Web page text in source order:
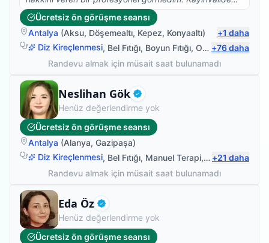
için 4 aydır hizmet alıyoruz. Şahsen hiç ümit
vermediğim, ayağa bile kalkamayan kayıvalidem şu an
walkerla yürümeye başladı. Hastaya ve hasta yakınına
yaklaşımı da çok güzel. Emeğinize sağlık Osman
hocam.
Ücretsiz ön görüşme seansı
Antalya (Aksu, Döşemealtı, Kepez, Konyaaltı) +1 daha
Diz Kireçlenmesi, Bel Fıtığı, Boyun Fıtığı, Omuz Bağ Yaralanması +76daha
Randevu almak için müsait saat bulunamadı
Neslihan Gök Doğrulanmış
Fizyoterapist
Henüz değerlendirme yok
Ücretsiz ön görüşme seansı
Antalya (Alanya, Gazipaşa)
Diz Kireçlenmesi, Bel Fıtığı, Manuel Terapi, Kinezyolojik
+21 daha
Randevu almak için müsait saat bulunamadı
Eda Öz Doğrulanmış
Fizyoterapist
Henüz değerlendirme yok
Ücretsiz ön görüşme seansı